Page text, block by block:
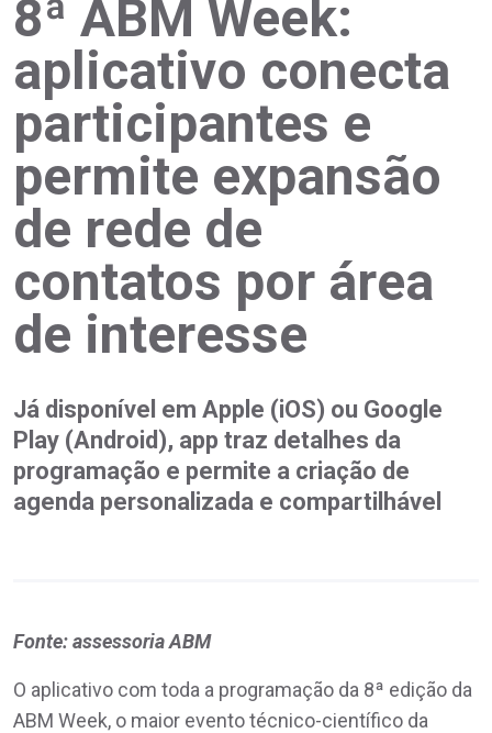
8ª ABM Week:
aplicativo conecta
participantes e
permite expansão
de rede de
contatos por área
de interesse
Já disponível em Apple (iOS) ou Google
Play (Android), app traz detalhes da
programação e permite a criação de
agenda personalizada e compartilhável
Fonte: assessoria ABM
O aplicativo com toda a programação da 8ª edição da
ABM Week, o maior evento técnico-científico da